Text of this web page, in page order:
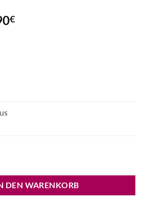
€Aktueller
DEN WARENKORB